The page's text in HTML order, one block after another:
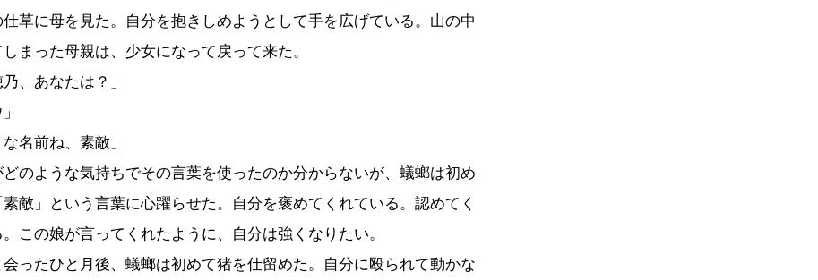
草に母を見た。自分を抱きしめようとして手を広げている。山の中
まった母親は、少女になって戻って来た。
乃、あなたは？」
な名前ね、素敵」
のような気持ちでその言葉を使ったのか分からないが、蟻螂は初め
敵」という言葉に心躍らせた。自分を褒めてくれている。認めてく
この娘が言ってくれたように、自分は強くなりたい。
ったひと月後、蟻螂は初めて猪を仕留めた。自分に殴られて動かな